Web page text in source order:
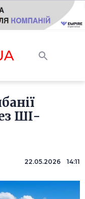
ШІ-
22.05.2026 14:11